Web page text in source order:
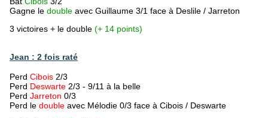
Gagne le double avec Guillaume 3/1 face à Deslile / Jarreton
3 victoires + le double (+ 14 points)
Jean : 2 fois raté
Perd Cibois 2/3
Perd Deswarte 2/3 - 9/11 à la belle
Perd Jarreton 0/3
Perd le double avec Mélodie 0/3 face à Cibois / Deswarte